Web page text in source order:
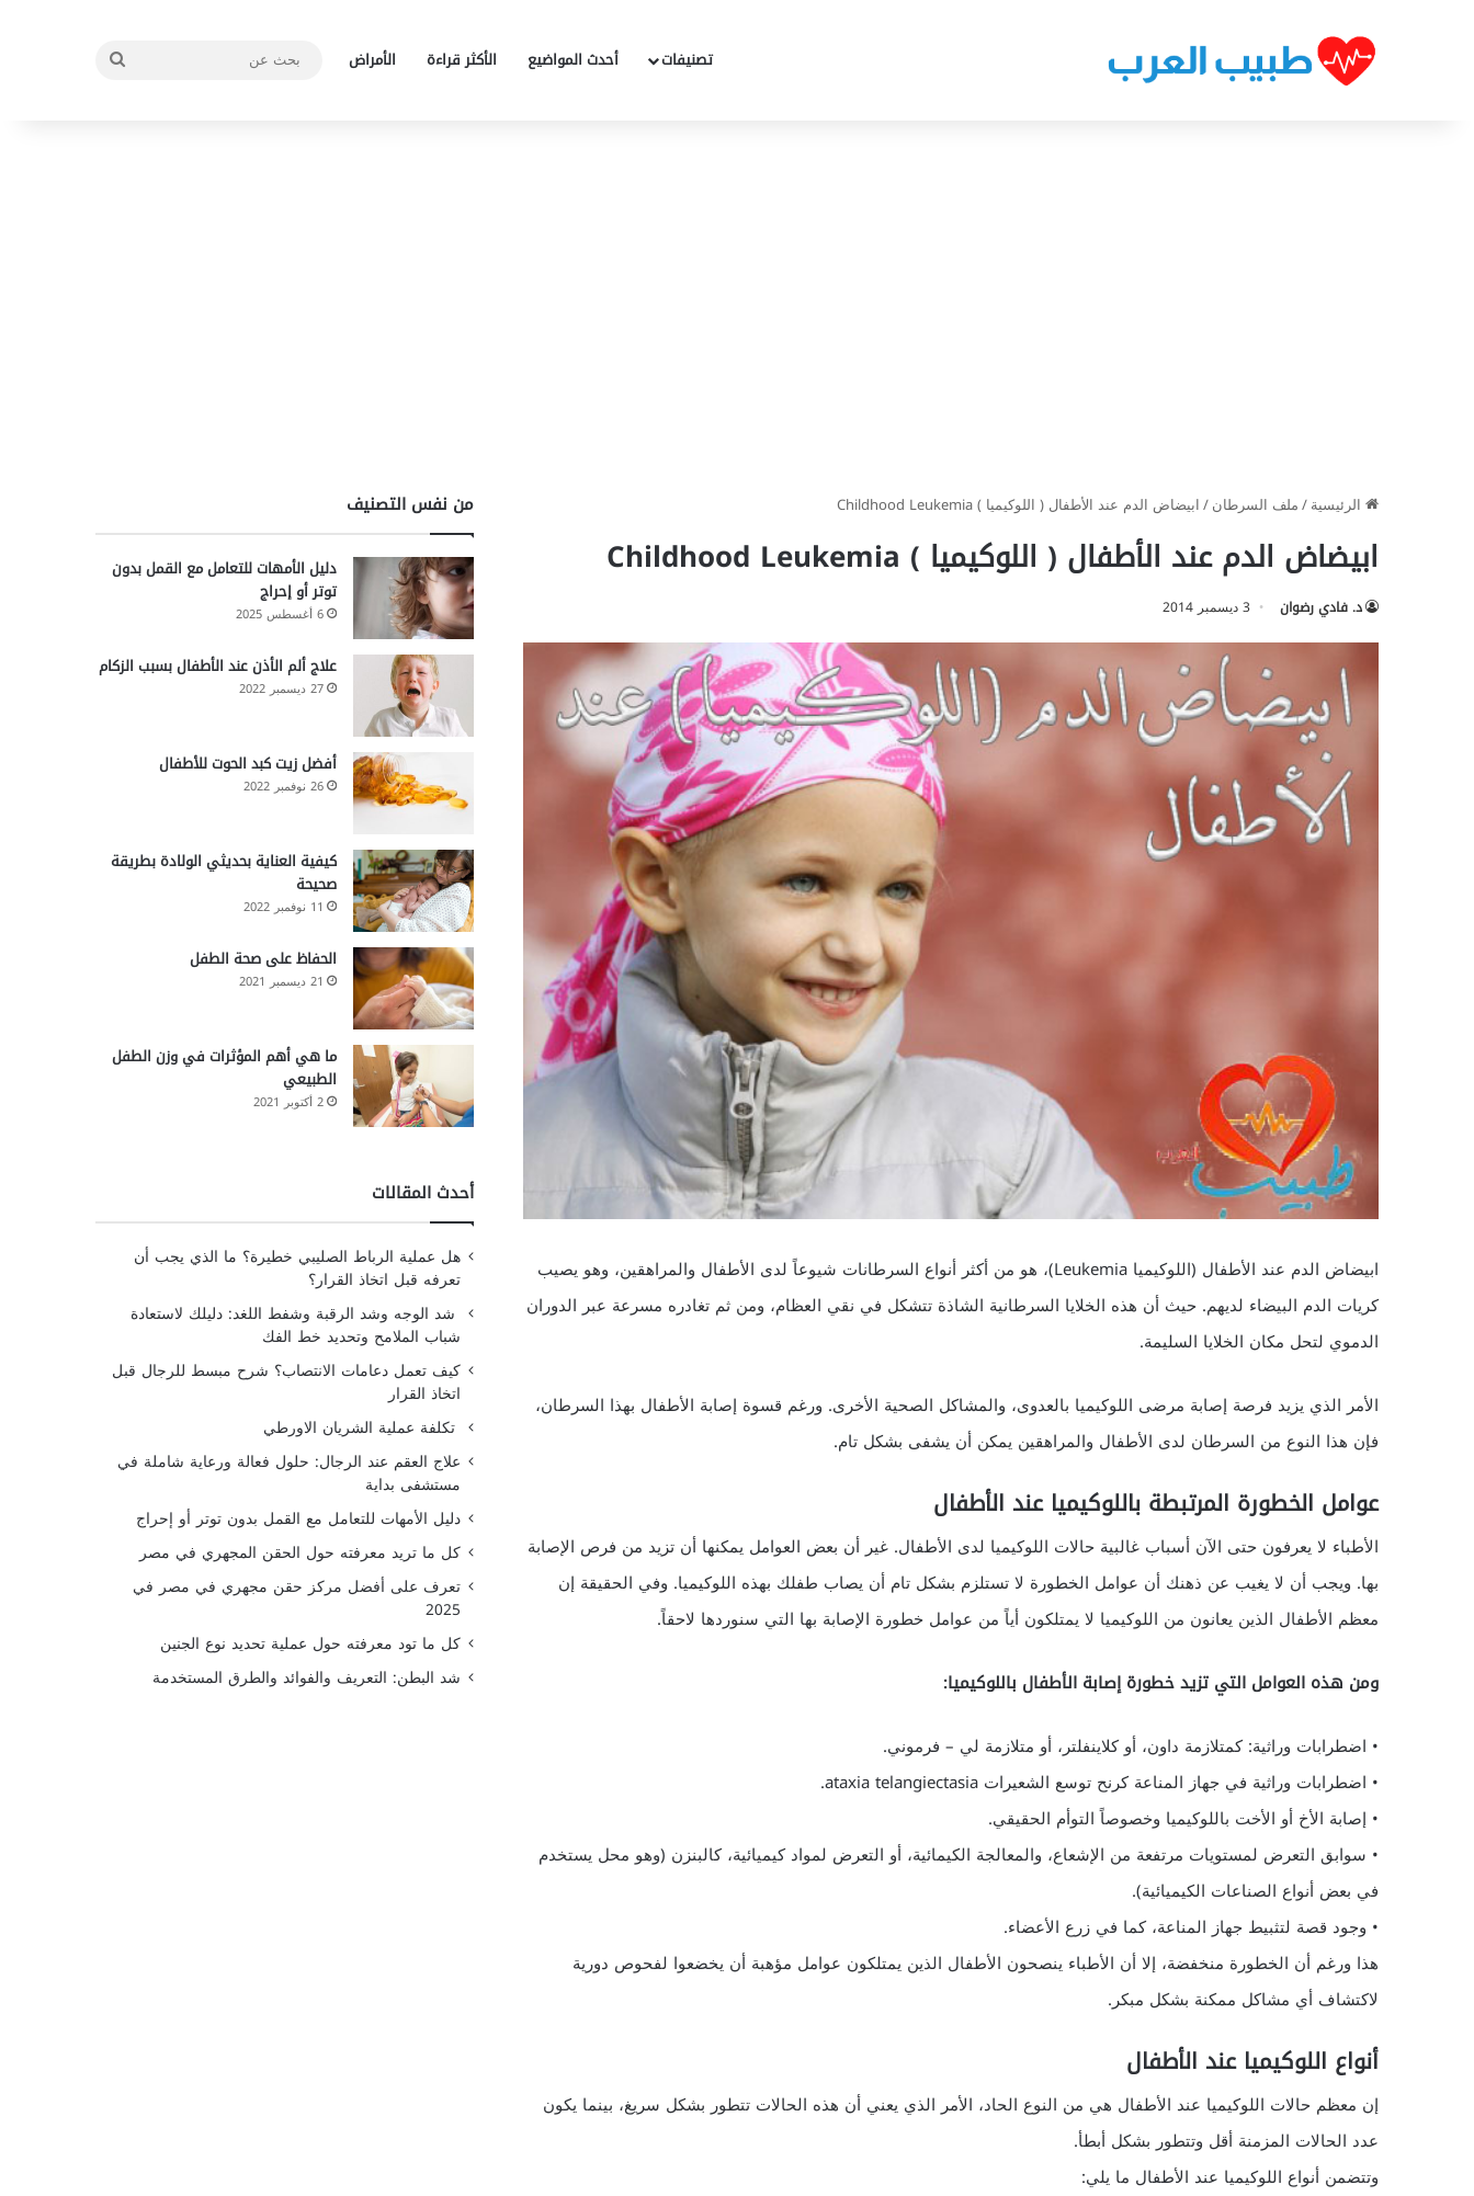
تصنيفات أحدث المواضيع الأكثر قراءة الأمراض
بحث
الرئيسية/ملف السرطان/ابيضاض الدم عند الأطفال ( اللوكيميا ) Childhood Leukemia
ابيضاض الدم عند الأطفال ( اللوكيميا ) Childhood Leukemia
د. فادي رضوان 3 ديسمبر 2014
ابيضاض الدم عند الأطفال (اللوكيميا Leukemia)، هو من أكثر أنواع السرطانات شيوعاً لدى الأطفال والمراهقين، وهو يصيب
كريات الدم البيضاء لديهم. حيث أن هذه الخلايا السرطانية الشاذة تتشكل في نقي العظام، ومن ثم تغادره مسرعة عبر الدوران
الدموي لتحل مكان الخلايا السليمة.
الأمر الذي يزيد فرصة إصابة مرضى اللوكيميا بالعدوى، والمشاكل الصحية الأخرى. ورغم قسوة إصابة الأطفال بهذا السرطان،
فإن هذا النوع من السرطان لدى الأطفال والمراهقين يمكن أن يشفى بشكل تام.
عوامل الخطورة المرتبطة باللوكيميا عند الأطفال
الأطباء لا يعرفون حتى الآن أسباب غالبية حالات اللوكيميا لدى الأطفال. غير أن بعض العوامل يمكنها أن تزيد من فرص الإصابة
بها. ويجب أن لا يغيب عن ذهنك أن عوامل الخطورة لا تستلزم بشكل تام أن يصاب طفلك بهذه اللوكيميا. وفي الحقيقة إن
معظم الأطفال الذين يعانون من اللوكيميا لا يمتلكون أياً من عوامل خطورة الإصابة بها التي سنوردها لاحقاً.
ومن هذه العوامل التي تزيد خطورة إصابة الأطفال باللوكيميا:
• اضطرابات وراثية: كمتلازمة داون، أو كلاينفلتر، أو متلازمة لي – فرموني.
• اضطرابات وراثية في جهاز المناعة كرنح توسع الشعيرات ataxia telangiectasia.
• إصابة الأخ أو الأخت باللوكيميا وخصوصاً التوأم الحقيقي.
• سوابق التعرض لمستويات مرتفعة من الإشعاع، والمعالجة الكيمائية، أو التعرض لمواد كيميائية، كالبنزن (وهو محل يستخدم
في بعض أنواع الصناعات الكيميائية).
• وجود قصة لتثبيط جهاز المناعة، كما في زرع الأعضاء.
هذا ورغم أن الخطورة منخفضة، إلا أن الأطباء ينصحون الأطفال الذين يمتلكون عوامل مؤهبة أن يخضعوا لفحوص دورية
لاكتشاف أي مشاكل ممكنة بشكل مبكر.
أنواع اللوكيميا عند الأطفال
إن معظم حالات اللوكيميا عند الأطفال هي من النوع الحاد، الأمر الذي يعني أن هذه الحالات تتطور بشكل سريغ، بينما يكون
عدد الحالات المزمنة أقل وتتطور بشكل أبطأ.
وتتضمن أنواع اللوكيميا عند الأطفال ما يلي:
من نفس التصنيف
دليل الأمهات للتعامل مع القمل بدون
توتر أو إحراج
6 أغسطس 2025
علاج ألم الأذن عند الأطفال بسبب الزكام
27 ديسمبر 2022
أفضل زيت كبد الحوت للأطفال
26 نوفمبر 2022
كيفية العناية بحديثي الولادة بطريقة
صحيحة
11 نوفمبر 2022
الحفاظ على صحة الطفل
21 ديسمبر 2021
ما هي أهم المؤثرات في وزن الطفل
الطبيعي
2 أكتوبر 2021
أحدث المقالات
هل عملية الرباط الصليبي خطيرة؟ ما الذي يجب أن
تعرفه قبل اتخاذ القرار؟
شد الوجه وشد الرقبة وشفط اللغد: دليلك لاستعادة
شباب الملامح وتحديد خط الفك
كيف تعمل دعامات الانتصاب؟ شرح مبسط للرجال قبل
اتخاذ القرار
تكلفة عملية الشريان الاورطي
علاج العقم عند الرجال: حلول فعالة ورعاية شاملة في
مستشفى بداية
دليل الأمهات للتعامل مع القمل بدون توتر أو إحراج
كل ما تريد معرفته حول الحقن المجهري في مصر
تعرف على أفضل مركز حقن مجهري في مصر في
2025
كل ما تود معرفته حول عملية تحديد نوع الجنين
شد البطن: التعريف والفوائد والطرق المستخدمة